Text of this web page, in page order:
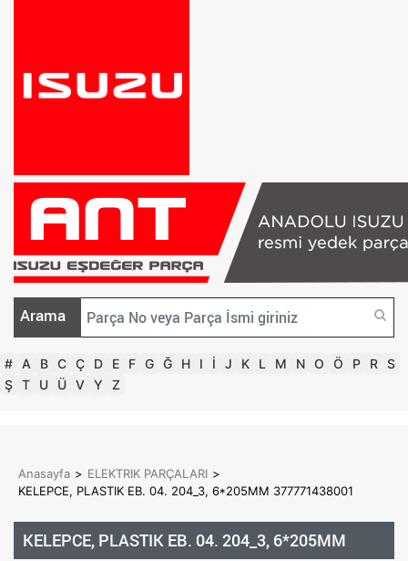
Arama
# A B C Ç D E F G Ğ H I İ J K L M N O Ö P R S
Ş T U Ü V Y Z
Anasayfa > ELEKTRIK PARÇALARI >
KELEPCE, PLASTIK EB. 04. 204_3, 6*205MM 377771438001
KELEPCE, PLASTIK EB. 04. 204_3, 6*205MM